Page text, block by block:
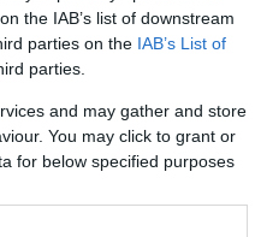
the IAB’s list of downstream
parties on the IAB’s List of
parties.
and may gather and store
You may click to grant or
for below specified purposes